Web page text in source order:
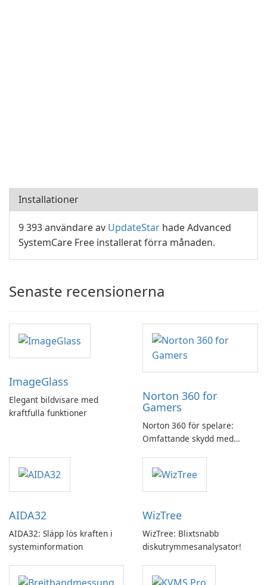
Installationer
9 393 användare av UpdateStar hade Advanced
SystemCare Free installerat förra månaden.
Senaste recensionerna
ImageGlass
Elegant bildvisare med
kraftfulla funktioner
Norton 360 for
Gamers
Norton 360 för spelare:
Omfattande skydd med
AIDA32
AIDA32: Släpp lös kraften i
systeminformation
WizTree
WizTree: Blixtsnabb
diskutrymmesanalysator!